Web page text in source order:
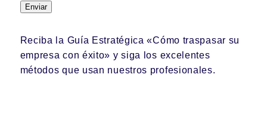
Enviar
Reciba la Guía Estratégica «Cómo traspasar su
empresa con éxito» y siga los excelentes
métodos que usan nuestros profesionales.